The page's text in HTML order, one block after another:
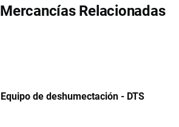
Mercancías Relacionadas
Equipo de deshumectación - DTS